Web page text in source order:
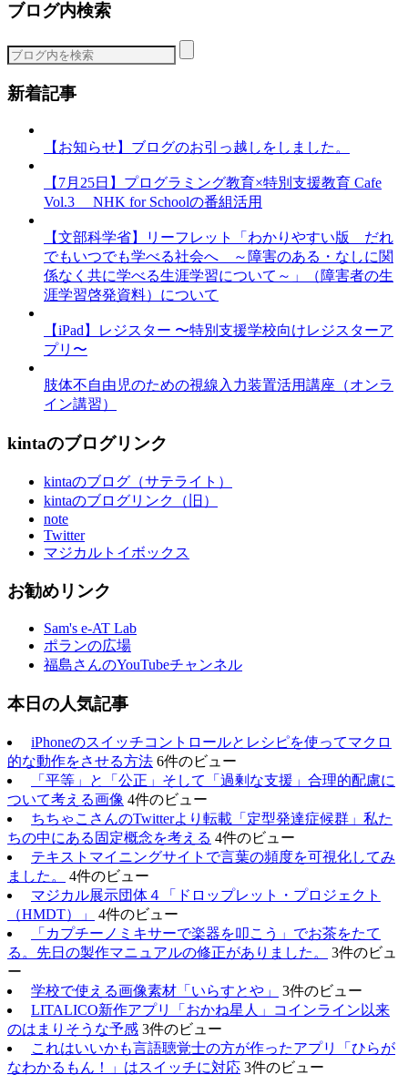
ゴ
ー
ブログ内検索
新着記事
【お知らせ】ブログのお引っ越しをしました。
【7月25日】プログラミング教育×特別支援教育 Cafe
Vol.3 NHK for Schoolの番組活用
【文部科学省】リーフレット「わかりやすい版 だれ
でもいつでも学べる社会へ ～障害のある・なしに関
係なく共に学べる生涯学習について～」（障害者の生
涯学習啓発資料）について
【iPad】レジスター 〜特別支援学校向けレジスターア
プリ〜
肢体不自由児のための視線入力装置活用講座（オンラ
イン講習）
kintaのブログリンク
kintaのブログ（サテライト）
kintaのブログリンク（旧）
note
Twitter
マジカルトイボックス
お勧めリンク
Sam's e-AT Lab
ポランの広場
福島さんのYouTubeチャンネル
本日の人気記事
iPhoneのスイッチコントロールとレシピを使ってマクロ
的な動作をさせる方法 6件のビュー
「平等」と「公正」そして「過剰な支援」合理的配慮に
ついて考える画像 4件のビュー
ちちゃこさんのTwitterより転載「定型発達症候群」私た
ちの中にある固定概念を考える 4件のビュー
テキストマイニングサイトで言葉の頻度を可視化してみ
ました。
4件のビュー
マジカル展示団体４「ドロップレット・プロジェクト
（HMDT）」
4件のビュー
「カプチーノミキサーで楽器を叩こう」でお茶をたて
る。先日の製作マニュアルの修正がありました。
3件のビュ
ー
学校で使える画像素材「いらすとや」
3件のビュー
LITALICO新作アプリ「おかね星人」コインライン以来
のはまりそうな予感 3件のビュー
これはいいかも言語聴覚士の方が作ったアプリ「ひらが
なわかるもん！」はスイッチに対応 3件のビュー